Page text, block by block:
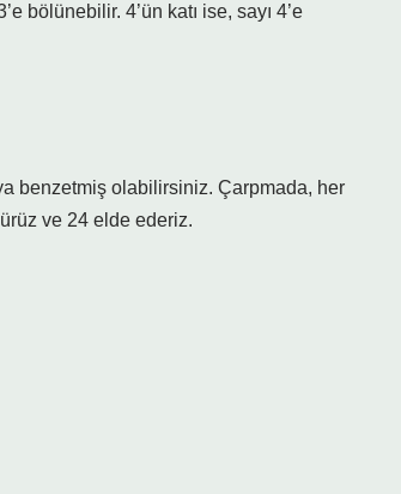
bölünebilir. 4’ün katı ise, sayı 4’e
benzetmiş olabilirsiniz. Çarpmada, her
ve 24 elde ederiz.